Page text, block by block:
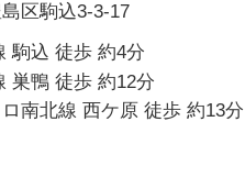
区駒込3-3-17
駒込 徒歩 約4分
巣鴨 徒歩 約12分
南北線 西ケ原 徒歩 約13分